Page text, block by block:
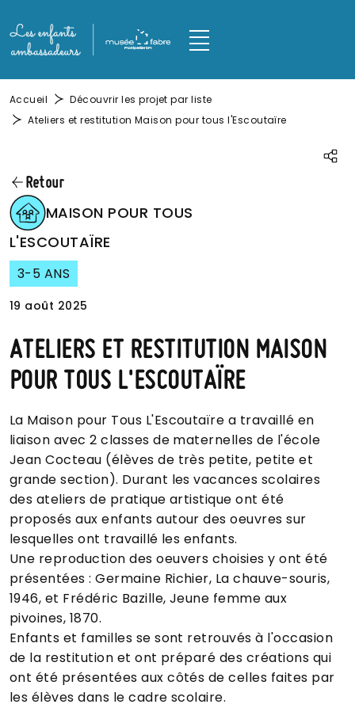
Fil d'Ariane
Accueil
Découvrir les projet par liste
Ateliers et restitution Maison pour tous l'Escoutaïre
Retour
IMAGEMAISON POUR TOUS
L'ESCOUTAÏRE
19 août 2025
3-5 ANS
ATELIERS ET RESTITUTION MAISON
POUR TOUS L'ESCOUTAÏRE
La Maison pour Tous L'Escoutaïre a travaillé en
liaison avec 2 classes de maternelles de l'école
Jean Cocteau (élèves de très petite, petite et
grande section). Durant les vacances scolaires
des ateliers de pratique artistique ont été
proposés aux enfants autour des oeuvres sur
lesquelles ont travaillé les enfants.
Une reproduction des oeuvers choisies y ont été
présentées : Germaine Richier, La chauve-souris,
1946, et Frédéric Bazille, Jeune femme aux
pivoines, 1870.
Enfants et familles se sont retrouvés à l'occasion
de la restitution et ont préparé des créations qui
ont été présentées aux côtés de celles faites par
les élèves dans le cadre scolaire.